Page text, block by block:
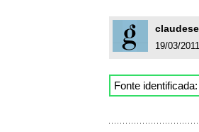
19/03/
Fonte identificada: